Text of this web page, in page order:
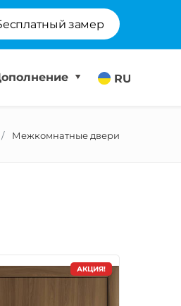
замер
RU
Межкомнатные двери
АКЦИЯ!